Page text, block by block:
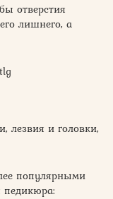
отверстия
лишнего, а
лезвия и головки,
популярными